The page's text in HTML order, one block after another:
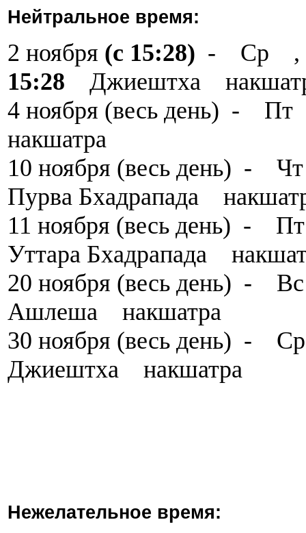
Нейтральное время:
2 ноября (с 15:28) - Ср ,
15:28 Джиештха
4 ноября (весь день) -
накшатра
10 ноября (весь день)
Пурва Бхадрапада
11 ноября (весь день)
Уттара Бхадрапада
20 ноября (весь
Ашлеша накшатра
30 ноября (весь день)
Джиештха накшатра
Нежелательное время: